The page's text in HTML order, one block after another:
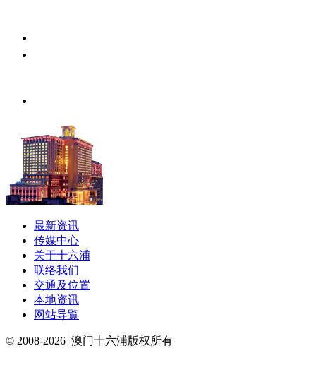
最新资讯
传媒中心
关于十六浦
联络我们
交通及位置
本地资讯
网站导覧
© 2008-2026 澳门十六浦版权所有